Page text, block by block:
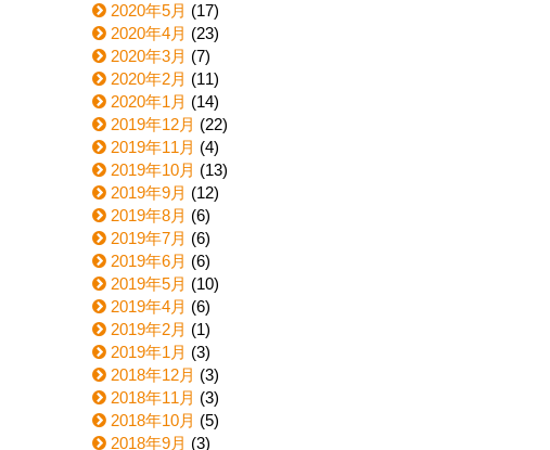
2020年5月 (17)
2020年4月 (23)
2020年3月 (7)
2020年2月 (11)
2020年1月 (14)
2019年12月 (22)
2019年11月 (4)
2019年10月 (13)
2019年9月 (12)
2019年8月 (6)
2019年7月 (6)
2019年6月 (6)
2019年5月 (10)
2019年4月 (6)
2019年2月 (1)
2019年1月 (3)
2018年12月 (3)
2018年11月 (3)
2018年10月 (5)
2018年9月 (3)